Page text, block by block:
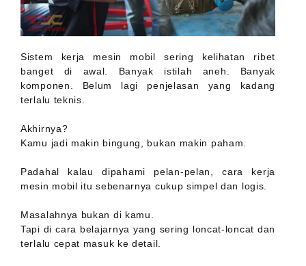
Sistem kerja mesin mobil sering kelihatan ribet
banget di awal. Banyak istilah aneh. Banyak
komponen. Belum lagi penjelasan yang kadang
terlalu teknis.
Akhirnya?
Kamu jadi makin bingung, bukan makin paham.
Padahal kalau dipahami pelan-pelan, cara kerja
mesin mobil itu sebenarnya cukup simpel dan logis.
Masalahnya bukan di kamu.
Tapi di cara belajarnya yang sering loncat-loncat dan
terlalu cepat masuk ke detail.